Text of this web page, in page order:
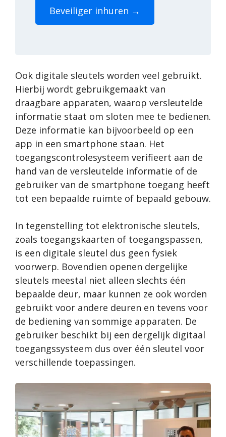
Beveiliger inhuren →
Ook digitale sleutels worden veel gebruikt.
Hierbij wordt gebruikgemaakt van
draagbare apparaten, waarop versleutelde
informatie staat om sloten mee te bedienen.
Deze informatie kan bijvoorbeeld op een
app in een smartphone staan. Het
toegangscontrolesysteem verifieert aan de
hand van de versleutelde informatie of de
gebruiker van de smartphone toegang heeft
tot een bepaalde ruimte of bepaald gebouw.
In tegenstelling tot elektronische sleutels,
zoals toegangskaarten of toegangspassen,
is een digitale sleutel dus geen fysiek
voorwerp. Bovendien openen dergelijke
sleutels meestal niet alleen slechts één
bepaalde deur, maar kunnen ze ook worden
gebruikt voor andere deuren en tevens voor
de bediening van sommige apparaten. De
gebruiker beschikt bij een dergelijk digitaal
toegangssysteem dus over één sleutel voor
verschillende toepassingen.